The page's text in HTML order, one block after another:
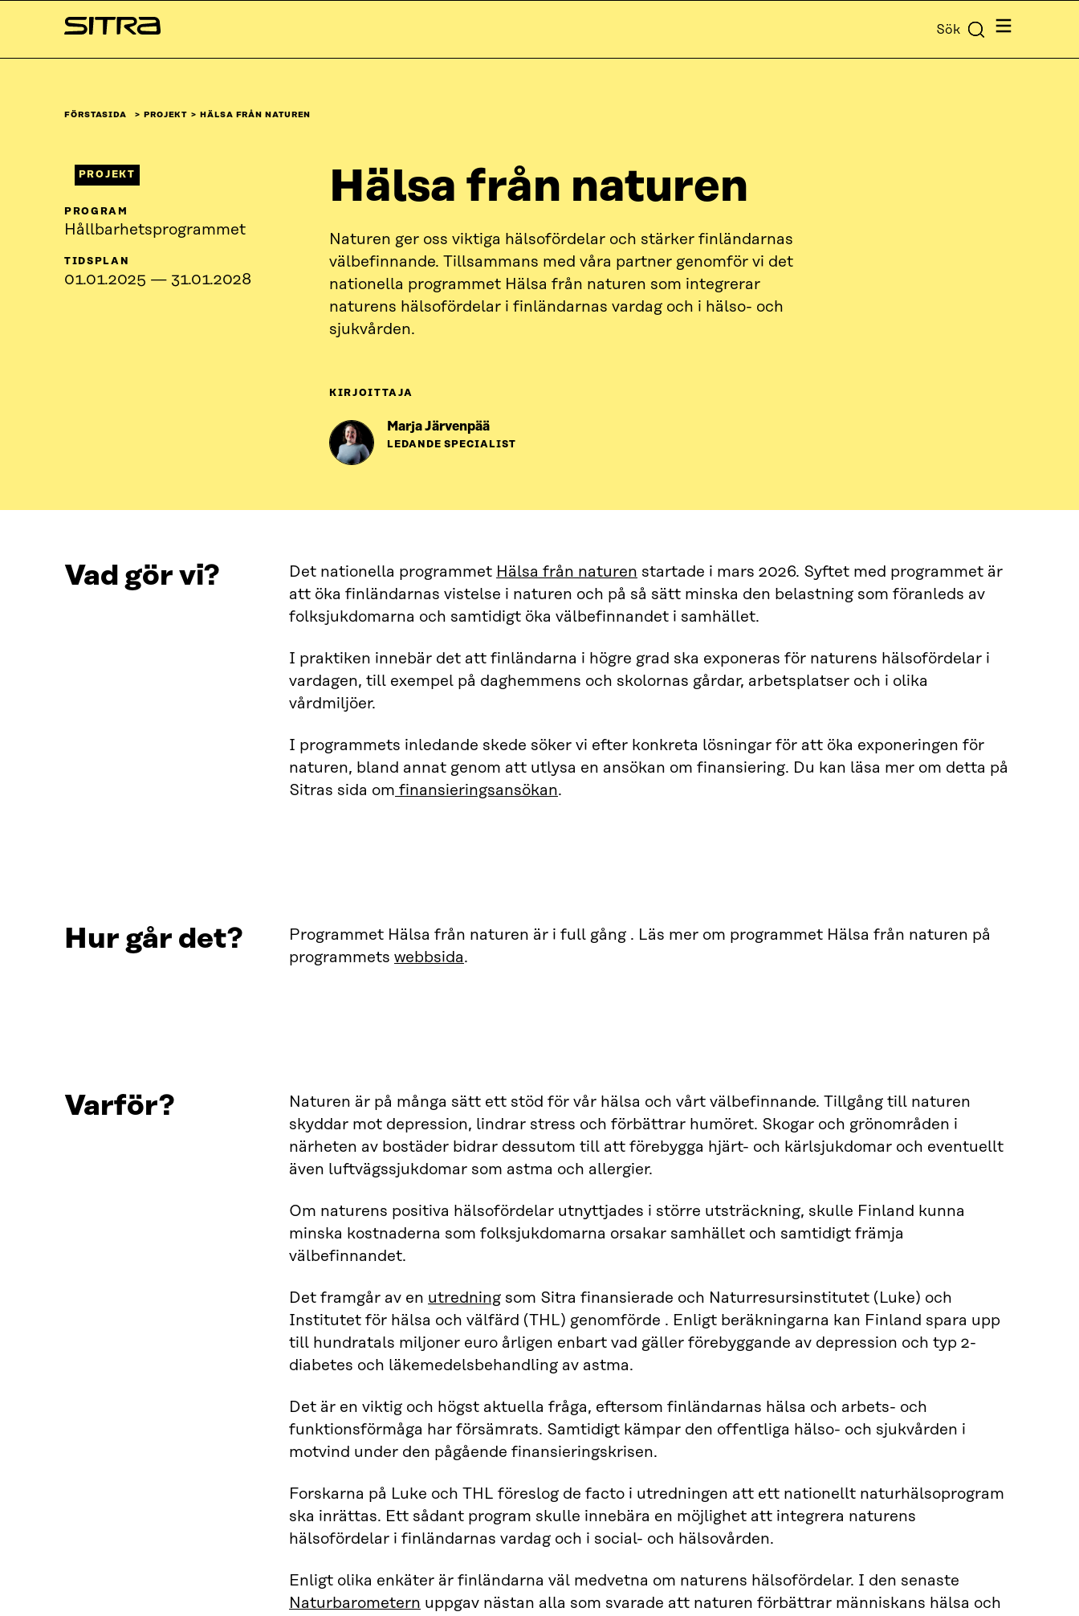
↓
Sitra Sök Meny
FÖRSTASIDA PROJEKT HÄLSA FRÅN NATUREN
Hälsa från naturen
Naturen ger oss viktiga hälsofördelar och stärker finländarnas
välbefinnande. Tillsammans med våra partner genomför vi det
nationella programmet Hälsa från naturen som integrerar
naturens hälsofördelar i finländarnas vardag och i hälso- och
sjukvården.
KIRJOITTAJA
Marja Järvenpää
LEDANDE SPECIALIST
PROJEKT
PROGRAM
Hållbarhetsprogrammet
TIDSPLAN
01.01.2025 — 31.01.2028
Vad gör vi? Det nationella programmet Hälsa från naturen startade i mars 2026. Syftet med programmet är
att öka finländarnas vistelse i naturen och på så sätt minska den belastning som föranleds av
folksjukdomarna och samtidigt öka välbefinnandet i samhället.
I praktiken innebär det att finländarna i högre grad ska exponeras för naturens hälsofördelar i
vardagen, till exempel på daghemmens och skolornas gårdar, arbetsplatser och i olika
vårdmiljöer.
I programmets inledande skede söker vi efter konkreta lösningar för att öka exponeringen för
naturen, bland annat genom att utlysa en ansökan om finansiering. Du kan läsa mer om detta på
Sitras sida om finansieringsansökan.
Hur går det?
Programmet Hälsa från naturen är i full gång . Läs mer om programmet Hälsa från naturen på
programmets webbsida.
Varför?
Naturen är på många sätt ett stöd för vår hälsa och vårt välbefinnande. Tillgång till naturen
skyddar mot depression, lindrar stress och förbättrar humöret. Skogar och grönområden i
närheten av bostäder bidrar dessutom till att förebygga hjärt- och kärlsjukdomar och eventuellt
även luftvägssjukdomar som astma och allergier.
Om naturens positiva hälsofördelar utnyttjades i större utsträckning, skulle Finland kunna
minska kostnaderna som folksjukdomarna orsakar samhället och samtidigt främja
välbefinnandet.
Det framgår av en utredning som Sitra finansierade och Naturresursinstitutet (Luke) och
Institutet för hälsa och välfärd (THL) genomförde . Enligt beräkningarna kan Finland spara upp
till hundratals miljoner euro årligen enbart vad gäller förebyggande av depression och typ 2-
diabetes och läkemedelsbehandling av astma.
Det är en viktig och högst aktuella fråga, eftersom finländarnas hälsa och arbets- och
funktionsförmåga har försämrats. Samtidigt kämpar den offentliga hälso- och sjukvården i
motvind under den pågående finansieringskrisen.
Forskarna på Luke och THL föreslog de facto i utredningen att ett nationellt naturhälsoprogram
ska inrättas. Ett sådant program skulle innebära en möjlighet att integrera naturens
hälsofördelar i finländarnas vardag och i social- och hälsovården.
Enligt olika enkäter är finländarna väl medvetna om naturens hälsofördelar. I den senaste
Naturbarometern uppgav nästan alla som svarade att naturen förbättrar människans hälsa och